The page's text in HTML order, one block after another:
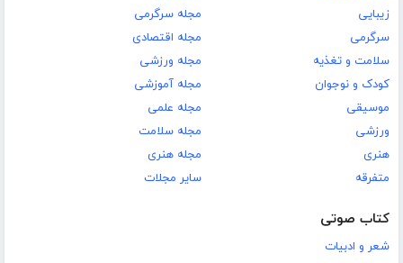
زیبایی
سرگرمی
سلامت و تغذیه
کودک و نوجوان
موسیقی
ورزشی
هنری
متفرقه
مجله سرگرمی
مجله اقتصادی
مجله ورزشی
مجله آموزشی
مجله علمی
مجله سلامت
مجله هنری
سایر مجلات
کتاب صوتی
شعر و ادبیات